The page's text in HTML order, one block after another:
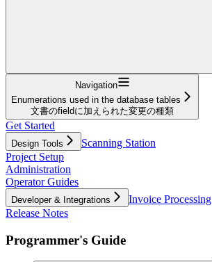
Navigation
Enumerations used in the database tables
文書のfieldに加えられた変更の種類
Get Started
Design Tools
Scanning Station
Project Setup
Administration
Operator Guides
Developer & Integrations
Invoice Processing
Release Notes
Programmer's Guide